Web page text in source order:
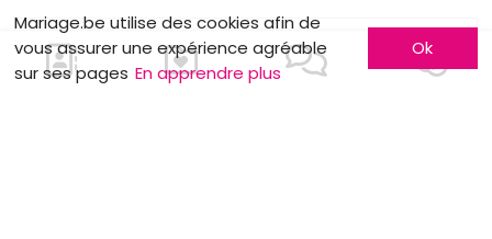
MOTS CLÉS
Mariage.be utilise des cookies afin de
vous assurer une expérience agréable
sur ses pages En apprendre plus
Ok